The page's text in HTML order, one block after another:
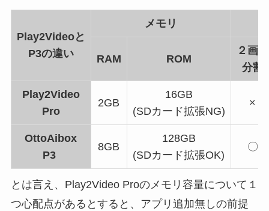
Play2Videoと
P3の違い
メモリ
RAM ROM
２画面
分割
Play2Video
Pro
2GB
16GB
(SDカード拡張NG)
×
OttoAibox
P3
8GB
128GB
(SDカード拡張OK)
〇
とは言え、Play2Video Proのメモリ容量について１
つ心配点があるとすると、アプリ追加無しの前提